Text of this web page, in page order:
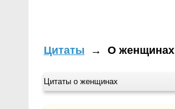
Цитаты → О женщинах
Цитаты о женщинах